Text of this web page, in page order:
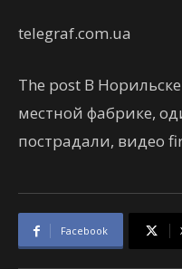
telegraf.com.ua
The post В
местной фабрике,
пострадали, видео
Facebook